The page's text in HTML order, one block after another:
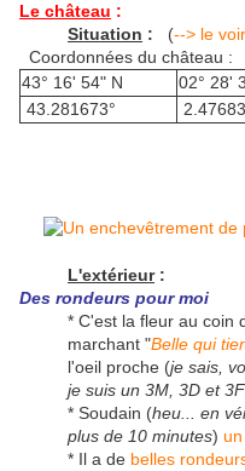
Le château :
Situation : (--> le
Coordonnées du château :
43° 16' 54" N
02° 28'
43.281673°
L'extérieur:
Des rondeurs pour moi
* C'est la fleur au coin
marchant "Belle qui
l'oeil proche (je sais,
je suis un 3M, 3D et 3F
* Soudain (heu... en
plus de 10 minutes)
* Il a de belles